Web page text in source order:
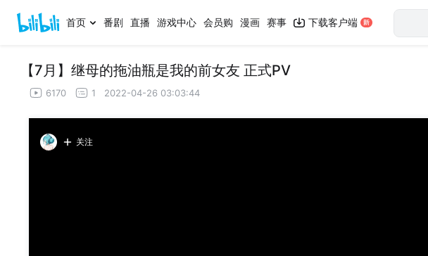
首页 番剧 直播 游戏中心 会员购 漫画 赛事 下载客户端
【7月】继母的拖油瓶是我的前女友 正式PV
6170 1 2022-04-26 03:03:44
关注